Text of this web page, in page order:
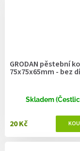
GRODAN pěstební
75x75x65mm - bez
Skladem
20 Kč